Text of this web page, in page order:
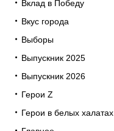
Вклад в Победу
Вкус города
Выборы
Выпускник 2025
Выпускник 2026
Герои Z
Герои в белых халатах